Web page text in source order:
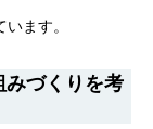
ます。
みづくりを考